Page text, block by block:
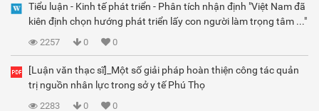
Tiểu luận - Kinh tế phát triển - Phân tích nhận định "Việt Nam đã
kiên định chọn hướng phát triển lấy con người làm trọng tâm ..."
2257 0 0
[Luận văn thạc sĩ]_Một số giải pháp hoàn thiện công tác quản
trị nguồn nhân lực trong sở y tế Phú Thọ
2283 0 0